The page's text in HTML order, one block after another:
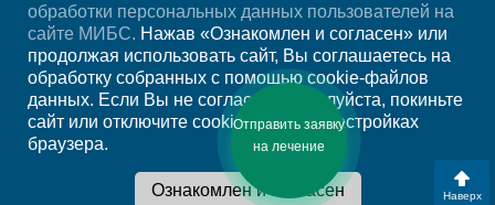
Песочный, ул. Карла Маркса, д. 43
+7 (812)333-31-70
+7 (921)311-66-97
E-mail:rs@ldc.ru
© Онкологическая клиника МИБС, 2026. Официальный сайт.
Дополнительная информация
Наверх
Отправить заявку
на лечение
обработки персональных данных пользователей на
сайте МИБС. Нажав «Ознакомлен и согласен» или
продолжая использовать сайт, Вы соглашаетесь на
обработку собранных с помощью cookie-файлов
данных. Если Вы не согласны, пожалуйста, покиньте
сайт или отключите cookie-файлы в настройках
браузера.